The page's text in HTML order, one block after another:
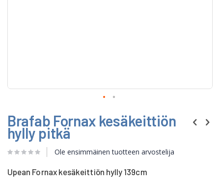
to
the
beginning
the
gallery
Brafab Fornax kesäkeittiön
hylly pitkä
Ole ensimmäinen tuotteen arvostelija
Upean Fornax kesäkeittiön hylly 139cm